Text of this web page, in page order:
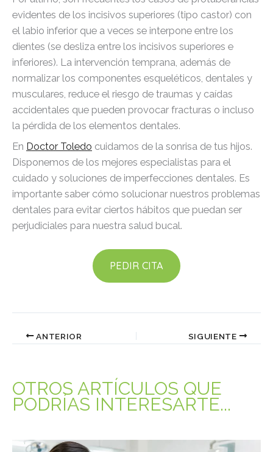
evidentes de los incisivos superiores (tipo castor) con
el labio inferior que a veces se interpone entre los
dientes (se desliza entre los incisivos superiores e
inferiores). La intervención temprana, además de
normalizar los componentes esqueléticos, dentales y
musculares, reduce el riesgo de traumas y caídas
accidentales que pueden provocar fracturas o incluso
la pérdida de los elementos dentales.
En Doctor Toledo cuidamos de la sonrisa de tus hijos.
Disponemos de los mejores especialistas para el
cuidado y soluciones de imperfecciones dentales. Es
importante saber cómo solucionar nuestros problemas
dentales para evitar ciertos hábitos que puedan ser
perjudiciales para nuestra salud bucal.
PEDIR CITA
ANTERIOR SIGUIENTE
OTROS ARTÍCULOS QUE
PODRÍAS INTERESARTE...